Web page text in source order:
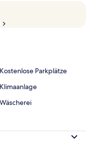
Kostenlose Parkplätze
Klimaanlage
Wäscherei